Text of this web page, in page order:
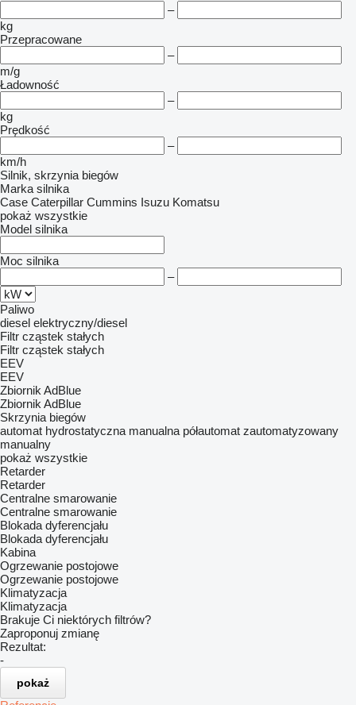
–
kg
Przepracowane
–
m/g
Ładowność
–
kg
Prędkość
–
km/h
Silnik, skrzynia biegów
Marka silnika
Case Caterpillar Cummins Isuzu Komatsu
pokaż wszystkie
Model silnika
Moc silnika
–
Paliwo
diesel elektryczny/diesel
Filtr cząstek stałych
Filtr cząstek stałych
EEV
EEV
Zbiornik AdBlue
Zbiornik AdBlue
Skrzynia biegów
automat hydrostatyczna manualna półautomat zautomatyzowany
manualny
pokaż wszystkie
Retarder
Retarder
Centralne smarowanie
Centralne smarowanie
Blokada dyferencjału
Blokada dyferencjału
Kabina
Ogrzewanie postojowe
Ogrzewanie postojowe
Klimatyzacja
Klimatyzacja
Brakuje Ci niektórych filtrów?
Zaproponuj zmianę
Rezultat:
-
pokaż